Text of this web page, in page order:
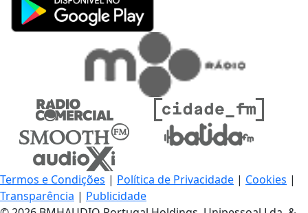
Termos e Condições | Política de Privacidade | Cookies |
Transparência | Publicidade